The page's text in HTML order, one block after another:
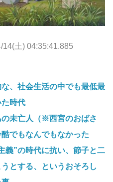
14(土) 04:35:41.885
、社会生活の中でも最低最
時代
の未亡人（※西宮のおばさ
でもなんでもなかった
義”の時代に抗い、節子と二
とする、というおそろし